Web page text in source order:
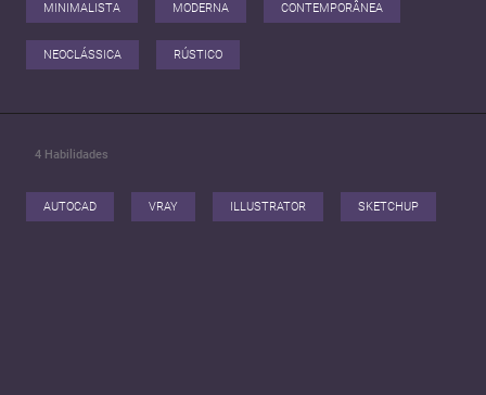
MINIMALISTA MODERNA CONTEMPORÂNEA
NEOCLÁSSICA RÚSTICO
4 Habilidades
AUTOCAD VRAY ILLUSTRATOR SKETCHUP